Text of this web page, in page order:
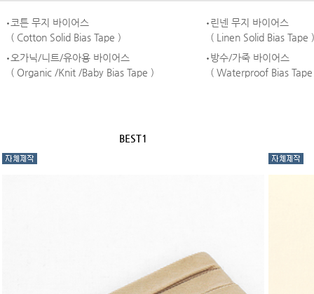
코튼 무지 바이어스
( Cotton Solid Bias Tape )
린넨 무지 바이어스
( Linen Solid Bias Tape )
오가닉/니트/유아용 바이어스
( Organic /Knit /Baby Bias Tape )
방수/가죽 바이어스
( Waterproof Bias
BEST1